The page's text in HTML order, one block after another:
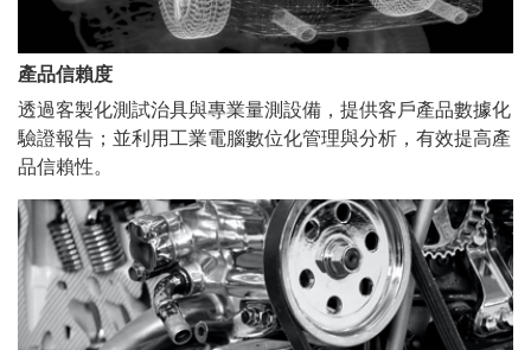
產品信賴度
透過客製化測試治具與專業量測設備，提供客戶產品數據化
驗證報告；並利用工業電腦數位化管理與分析，有效提高產
品信賴性。